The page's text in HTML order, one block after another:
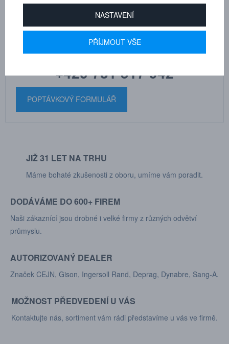
MARTIN
DRHOLEC
technické poradenství
+420 731 517 942
POPTÁVKOVÝ FORMULÁŘ
JIŽ 31 LET NA TRHU
Máme bohaté zkušenosti z oboru, umíme vám poradit.
DODÁVÁME DO 600+ FIREM
Naši zákaznící jsou drobné i velké firmy z různých odvětví
průmyslu.
AUTORIZOVANÝ DEALER
Značek CEJN, Gison, Ingersoll Rand, Deprag, Dynabre, Sang-A.
MOŽNOST PŘEDVEDENÍ U VÁS
Kontaktujte nás, sortiment vám rádi představíme u vás ve firmě.
NASTAVENÍ
PŘÍJMOUT VŠE